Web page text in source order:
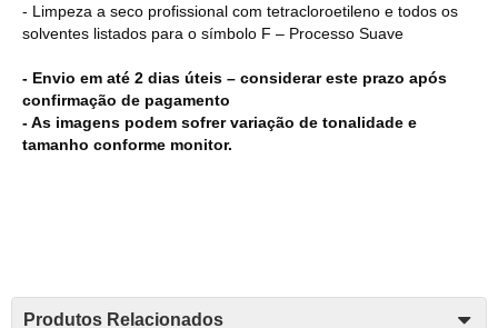
- Limpeza a seco profissional com tetracloroetileno e todos os
solventes listados para o símbolo F – Processo Suave
- Envio em até 2 dias úteis – considerar este prazo após
confirmação de pagamento
- As imagens podem sofrer variação de tonalidade e
tamanho conforme monitor.
Produtos Relacionados